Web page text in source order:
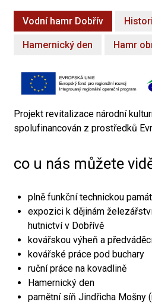
Vodní hamr Dobřív
Hamernický den Hamr
Projekt revitalizace národní
spolufinancován z prostředků
co u nás můžete
plně funkční technickou
expozici k dějinám
hutnictví v Dobřívě
kovářskou výheň a
kovářské práce pod buchary
ruční práce na kovadlině
Hamernický den
pamětní síň Jindřicha Mošny